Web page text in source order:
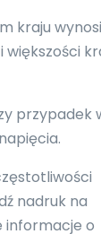
kraju wynosi
większości
przypadek
nadruk na
informacje o